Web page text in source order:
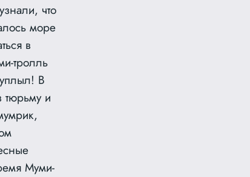
что
море
в
тролль
В
и
Муми-